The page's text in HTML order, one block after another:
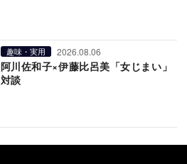
趣味・実用 2026.08.06
阿川佐和子×伊藤比呂美「女じまい」
対談